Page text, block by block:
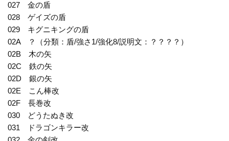
027 金の盾
028 ゲイズの盾
029 キグニキングの盾
02A ？（分類：盾/強さ1/強化8/説明文：？？？？）
02B 木の矢
02C 鉄の矢
02D 銀の矢
02E こん棒改
02F 長巻改
030 どうたぬき改
031 ドラゴンキラー改